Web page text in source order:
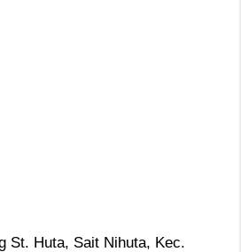
St. Huta, Sait Nihuta, Kec.